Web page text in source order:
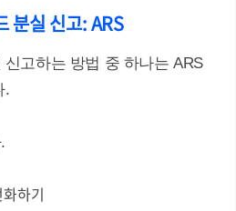
분실 신고: ARS
고하는 방법 중 하나는 ARS
.
하기